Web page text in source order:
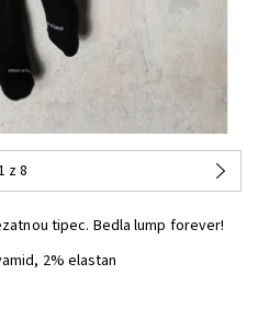
z 8
tipec. Bedla lump forever!
2% elastan